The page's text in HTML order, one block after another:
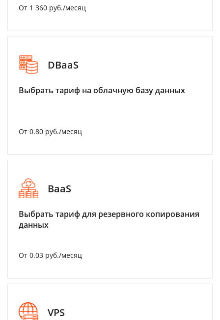
От 1 360 руб./месяц
DBaaS
Выбрать тариф на облачную базу данных
От 0.80 руб./месяц
BaaS
Выбрать тариф для резервного копирования
данных
От 0.03 руб./месяц
VPS